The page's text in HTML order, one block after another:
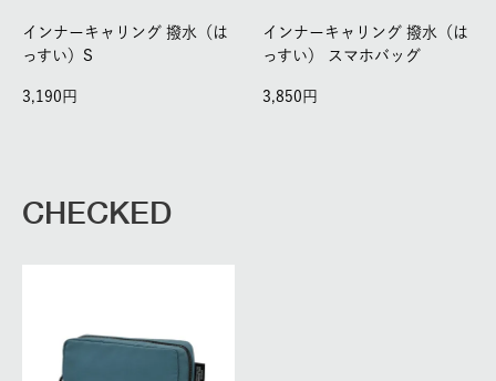
インナーキャリング 撥水（は
っすい）S
3,190
インナーキャリング 撥水（は
っすい） スマホバッグ
3,850
CHECKED